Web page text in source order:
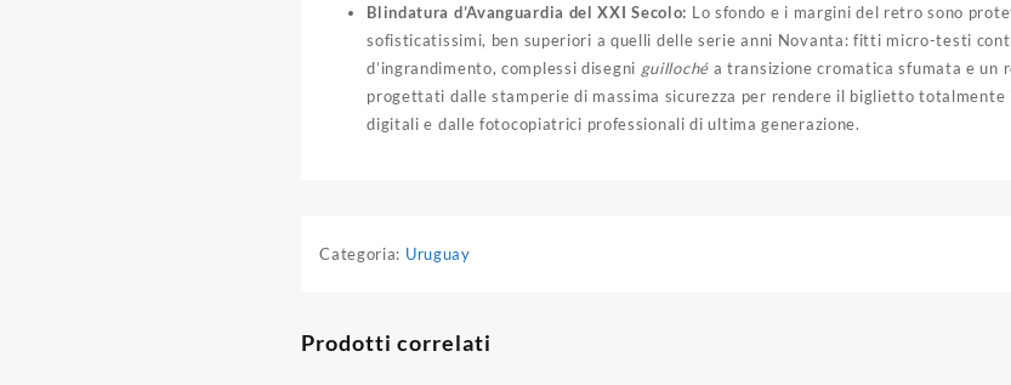
Blindatura d’Avanguardia del XXI Secolo: Lo sfondo e i margini del retro sono
sofisticatissimi, ben superiori a quelli delle serie anni Novanta: fitti micro-testi
d’ingrandimento, complessi disegni guillochéa transizione cromatica sfumata e
progettati dalle stamperie di massima sicurezza per rendere il biglietto totalmente
digitali e dalle fotocopiatrici professionali di ultima generazione.
Categoria: Uruguay
Prodotti correlati